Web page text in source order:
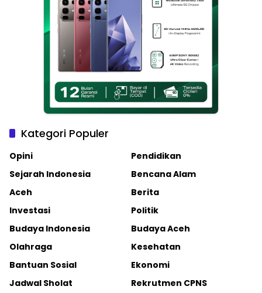
Kategori Populer
Opini
Pendidikan
Sejarah Indonesia
Bencana Alam
Aceh
Berita
Investasi
Politik
Budaya Indonesia
Budaya Aceh
Olahraga
Kesehatan
Bantuan Sosial
Ekonomi
Jadwal Sholat
Rekrutmen CPNS